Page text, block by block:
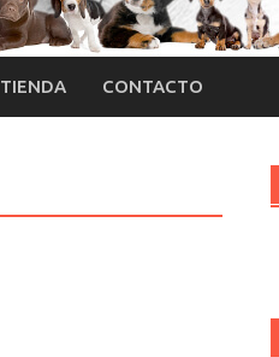
TIENDA CONTACTO